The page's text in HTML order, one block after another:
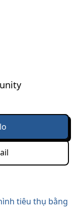
tiêu thụ bằng